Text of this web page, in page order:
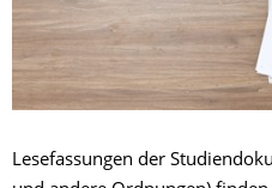
Lesefassungen der